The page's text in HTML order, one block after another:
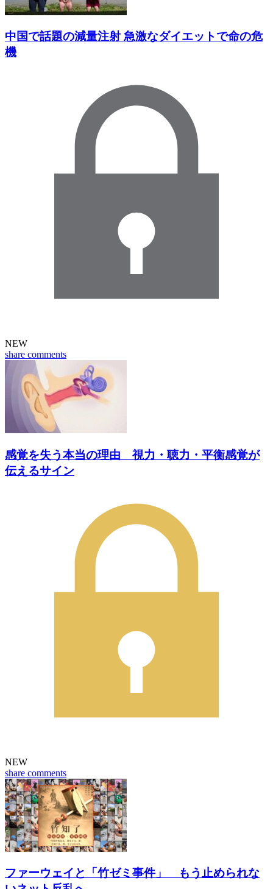
中国で話題の減量注射 急激なダイエットで命の危
機
NEW
share comments
感覚を失う本当の理由 視力・聴力・平衡感覚が
伝えるサイン
NEW
share comments
ファーウェイと「竹ゼミ事件」 もう止められな